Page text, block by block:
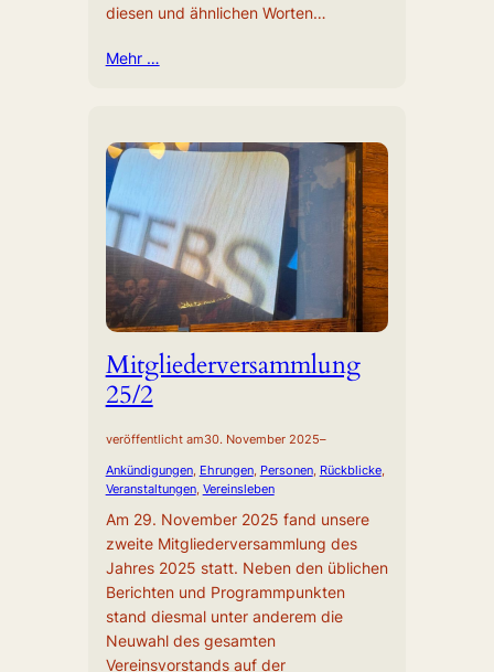
diesen und ähnlichen Worten…
Mehr …
Mitgliederversammlung
25/2
veröffentlicht am30. November 2025–
Ankündigungen, Ehrungen, Personen, Rückblicke ,
Veranstaltungen, Vereinsleben
Am 29. November 2025 fand unsere
zweite Mitgliederversammlung des
Jahres 2025 statt. Neben den üblichen
Berichten und Programmpunkten
stand diesmal unter anderem die
Neuwahl des gesamten
Vereinsvorstands auf der